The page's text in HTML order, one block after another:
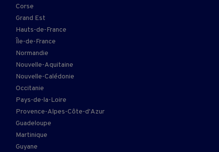
Corse
Grand Est
Hauts-de-France
Île-de-France
Normandie
Nouvelle-Aquitaine
Nouvelle-Calédonie
Occitanie
Pays-de-la-Loire
Provence-Alpes-Côte-d'Azur
Guadeloupe
Martinique
Guyane